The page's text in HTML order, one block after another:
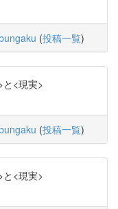
(投稿一覧)
<現実>
(投稿一覧)
<現実>